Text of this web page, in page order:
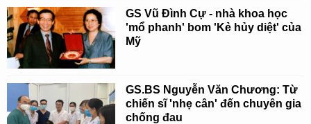
GS Vũ Đình Cự - nhà khoa học
'mổ phanh' bom 'Kẻ hủy diệt' của
Mỹ
GS.BS Nguyễn Văn Chương: Từ
chiến sĩ 'nhẹ cân' đến chuyên gia
chống đau